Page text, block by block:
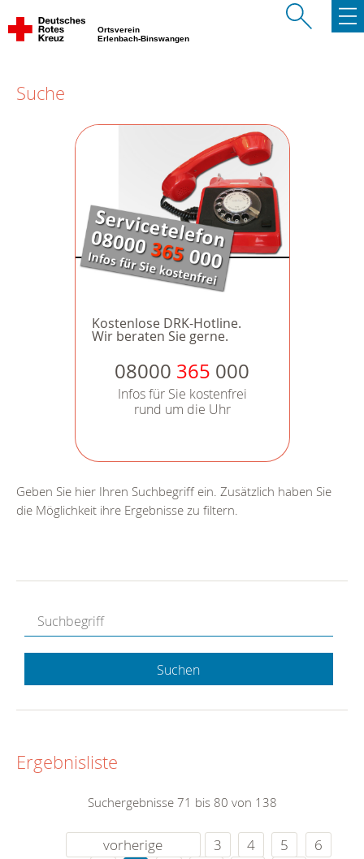
Ortsverein
Erlenbach-Binswangen
Suche
Kostenlose DRK-Hotline.
Wir beraten Sie gerne.
08000 365 000
Infos für Sie kostenfrei
rund um die Uhr
Geben Sie hier Ihren Suchbegriff ein. Zusätzlich haben Sie
die Möglichkeit ihre Ergebnisse zu filtern.
Suchen
Ergebnisliste
Suchergebnisse 71 bis 80 von 138
vorherige 3 4 5
6